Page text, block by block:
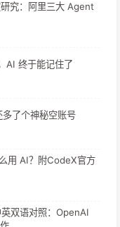
究：阿里三大 Agent
AI 终于能记住了
了个神秘空账号
用 AI？附CodeX官方
双语对照：OpenAI